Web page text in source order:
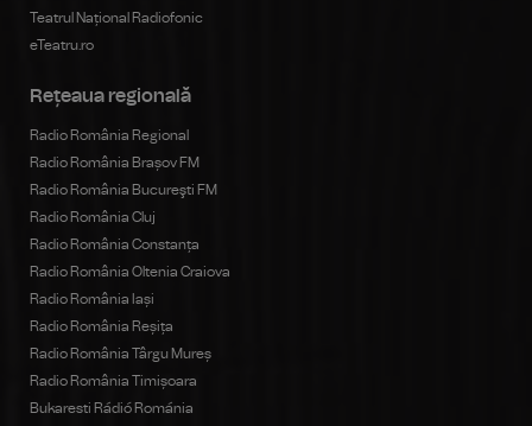
Teatrul Național Radiofonic
eTeatru.ro
Rețeaua regională
Radio România Regional
Radio România Brașov FM
Radio România Bucureşti FM
Radio România Cluj
Radio România Constanța
Radio România Oltenia Craiova
Radio România Iași
Radio România Reșița
Radio România Târgu Mureș
Radio România Timișoara
Bukaresti Rádió Románia